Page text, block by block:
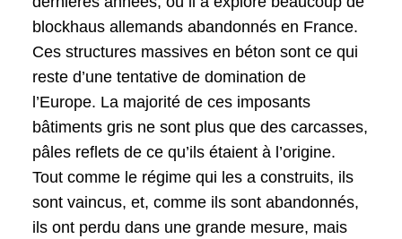
blockhaus allemands abandonnés en France.
Ces structures massives en béton sont ce qui
reste d’une tentative de domination de
l’Europe. La majorité de ces imposants
bâtiments gris ne sont plus que des carcasses,
pâles reflets de ce qu’ils étaient à l’origine.
Tout comme le régime qui les a construits, ils
sont vaincus, et, comme ils sont abandonnés,
ils ont perdu dans une grande mesure, mais